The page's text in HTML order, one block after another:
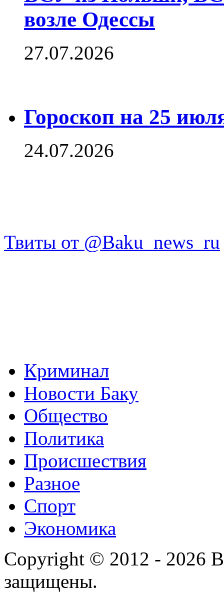
возле Одессы
27.07.2026
Гороскоп на 25
24.07.2026
Твиты от @Baku_news_ru
Криминал
Новости Баку
Общество
Политика
Происшествия
Разное
Спорт
Экономика
Copyright © 2012 - 2026
защищены.